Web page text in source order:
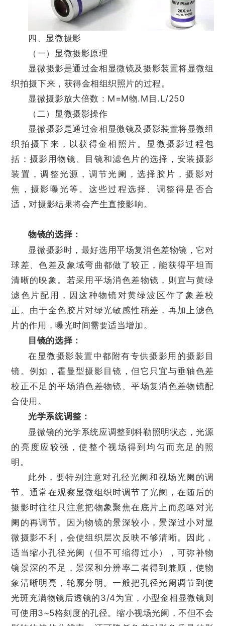
四、显微摄影
（一）显微摄影原理
显微摄影是通过金相显微镜及摄影装置将显微组
织拍摄下来，获得金相组织照片的过程。
显微摄影放大倍数：M=M物.M目.L/250
（二）显微摄影操作
显微摄影是通过金相显微镜及摄影装置将显微组
织拍摄下来，以获得金相照片。显微摄影过程包
括：摄影用物镜、目镜和滤色片的选择，安装摄影
装置，调整光源，调节光阑，选择胶片，摄影对
焦，摄影曝光等。这些过程选择、调整得是否合
适，对摄影结果将会产生直接影响。
物镜的选择：
显微摄影时，最好选用平场复消色差物镜，它对
球差、色差及象域弯曲都做了较正，能获得平坦而
清晰的映象。若采用平场消色差物镜，则宜与黄绿
滤色片配用，因这种物镜对黄绿波区作了象差校
正。由于全色胶片对绿光敏感性稍差，再加上滤色
片的作用，曝光时间需要适当增加。
目镜的选择：
在显微摄影装置中都附有专供摄影用的摄影目
镜。例如，霍曼型摄影目镜，但它只宜与垂轴色差
校正不足的平场消色差物镜、平场复消色差物镜配
合使用。
光学系统调整：
显微镜的光学系统应调整到科勒照明状态，光源
的亮度应较强，使整个视场得到均匀而充足的照
明。
此外，要特别注意对孔径光阑和视场光阑的调
节。通常在观察显微组织时调节了光阑，在随后的
摄影时往往只注意把物象聚焦在底片上而忽略对光
阑的再调节。因为物镜的景深较小，景深过小对显
微摄影不利，会使组织层次反映不够清晰。因此，
适当缩小孔径光阑（但不可缩得过小），可弥补物
镜景深的不足，景深和分辨率二者得到兼顾，使物
象清晰明亮，轮廓分明。一般把孔径光阑调节到使
光斑充满物镜后透镜的3/4为宜，小型金相显微镜则
可使用3~5格刻度的孔径。缩小视场光阑，不但不会